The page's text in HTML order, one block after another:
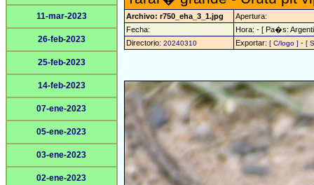
11-mar-2023
26-feb-2023
25-feb-2023
14-feb-2023
07-ene-2023
05-ene-2023
03-ene-2023
02-ene-2023
Archivo: r750_eha_3_1.jpg
Apertura:
Fecha:
Hora: - [ Pa�s:
Directorio: 20240310 Exportar: [ C/logo ] - [